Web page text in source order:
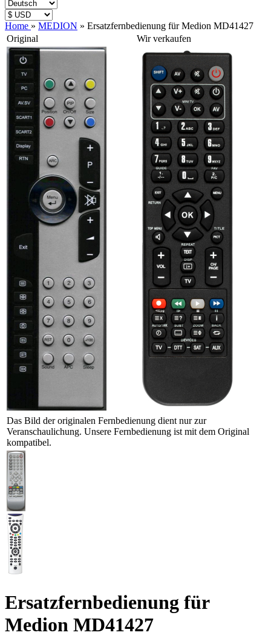
Home » MEDION » Ersatzfernbedienung für Medion MD41427
Original
Wir verkaufen
Das Bild der originalen Fernbedienung dient nur zur
Veranschaulichung. Unsere Fernbedienung ist mit dem Original
kompatibel.
Ersatzfernbedienung für
Medion MD41427